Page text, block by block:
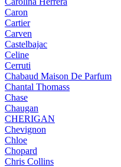
Caron
Cartier
Carven
Castelbajac
Celine
Cerruti
Chabaud Maison De Parfum
Chantal Thomass
Chase
Chaugan
CHERIGAN
Chevignon
Chloe
Chopard
Chris Collins